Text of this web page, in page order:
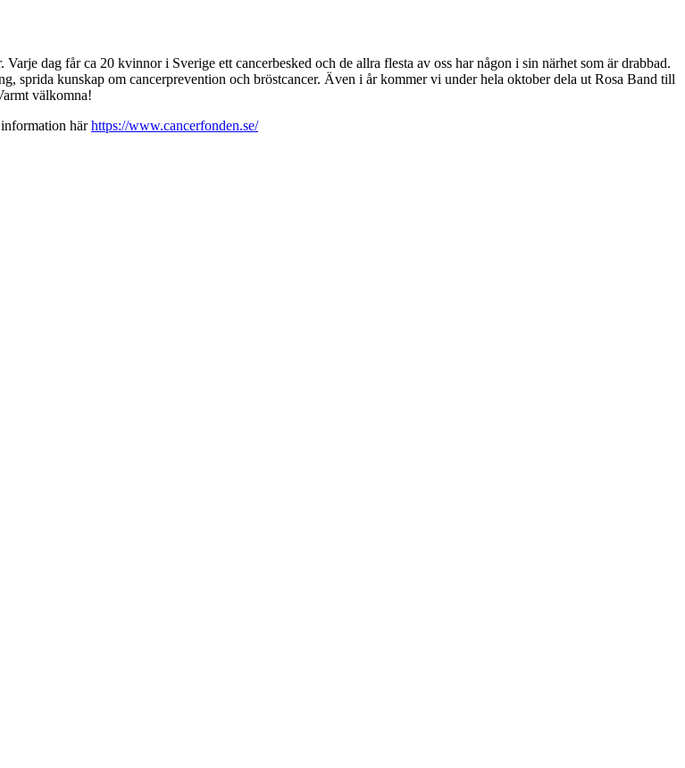
dag får ca 20 kvinnor i Sverige ett cancerbesked och de allra flesta av oss har någon i sin närhet som är drabbad.
sprida kunskap om cancerprevention och bröstcancer. Även i år kommer vi under hela oktober dela ut Rosa Band till
välkomna!
härhttps://www.cancerfonden.se/